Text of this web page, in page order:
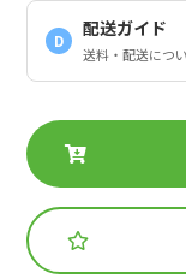
D
配送ガイド
送料・配送につ